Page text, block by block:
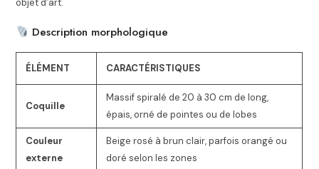
Description morphologique
ÉLÉMENT CARACTÉRISTIQUES
Coquille
Massif spiralé de 20 à 30 cm de long,
épais, orné de pointes ou de lobes
Couleur
externe
Beige rosé à brun clair, parfois orangé ou
doré selon les zones